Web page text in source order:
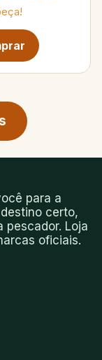
para a
certo,
Loja
oficiais.